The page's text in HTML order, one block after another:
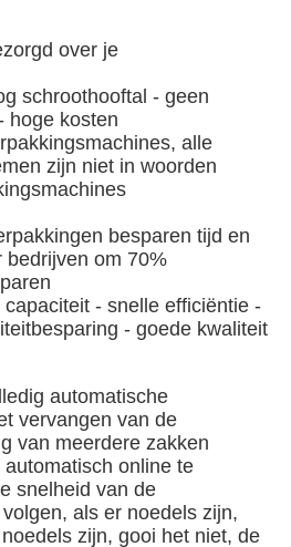
op
over je
schroothooftal - geen
hoge kosten
alle
zijn niet in woorden
besparen tijd en
bedrijven om 70%
- snelle efficiëntie -
- goede kwaliteit
automatische
vervangen van de
van meerdere zakken
online te
snelheid van de
als er noedels zijn,
zijn, gooi het niet, de